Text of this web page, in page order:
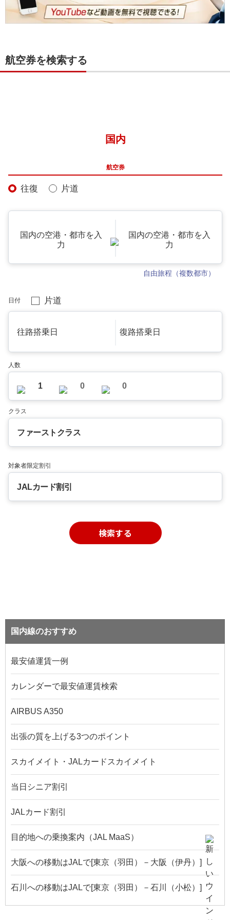
航空券を検索する
国内
航空券
往復 片道
国内の空港・都市を入
力
国内の空港・都市を入
力
自由旅程（複数都市）
日付 片道
往路搭乗日 復路搭乗日
人数
1 0 0
クラス
ファーストクラス
対象者限定割引
JALカード割引
検索する
国内線のおすすめ
最安値運賃一例
カレンダーで最安値運賃検索
AIRBUS A350
出張の質を上げる3つのポイント
スカイメイト・JALカードスカイメイト
当日シニア割引
JALカード割引
目的地への乗換案内（JAL MaaS）
大阪への移動はJALで[東京（羽田）－大阪（伊丹）]
石川への移動はJALで[東京（羽田）－石川（小松）]